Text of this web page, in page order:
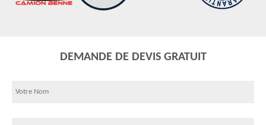
DEMANDE DE DEVIS GRATUIT